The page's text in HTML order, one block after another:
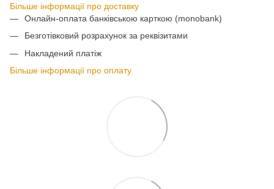
Більше інформації про доставку
Онлайн-оплата банківською карткою (monobank)
Безготівковий розрахунок за реквізитами
Накладений платіж
Більше інформації про оплату